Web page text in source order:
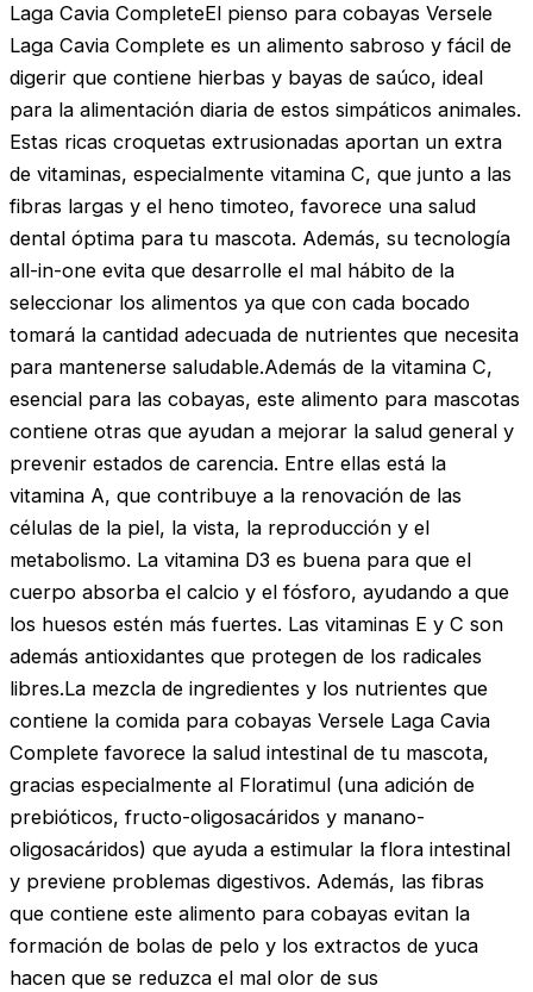
Laga Cavia CompleteEl pienso para cobayas Versele
Laga Cavia Complete es un alimento sabroso y fácil de
digerir que contiene hierbas y bayas de saúco, ideal
para la alimentación diaria de estos simpáticos animales.
Estas ricas croquetas extrusionadas aportan un extra
de vitaminas, especialmente vitamina C, que junto a las
fibras largas y el heno timoteo, favorece una salud
dental óptima para tu mascota. Además, su tecnología
all-in-one evita que desarrolle el mal hábito de la
seleccionar los alimentos ya que con cada bocado
tomará la cantidad adecuada de nutrientes que necesita
para mantenerse saludable.Además de la vitamina C,
esencial para las cobayas, este alimento para mascotas
contiene otras que ayudan a mejorar la salud general y
prevenir estados de carencia. Entre ellas está la
vitamina A, que contribuye a la renovación de las
células de la piel, la vista, la reproducción y el
metabolismo. La vitamina D3 es buena para que el
cuerpo absorba el calcio y el fósforo, ayudando a que
los huesos estén más fuertes. Las vitaminas E y C son
además antioxidantes que protegen de los radicales
libres.La mezcla de ingredientes y los nutrientes que
contiene la comida para cobayas Versele Laga Cavia
Complete favorece la salud intestinal de tu mascota,
gracias especialmente al Floratimul (una adición de
prebióticos, fructo-oligosacáridos y manano-
oligosacáridos) que ayuda a estimular la flora intestinal
y previene problemas digestivos. Además, las fibras
que contiene este alimento para cobayas evitan la
formación de bolas de pelo y los extractos de yuca
hacen que se reduzca el mal olor de sus